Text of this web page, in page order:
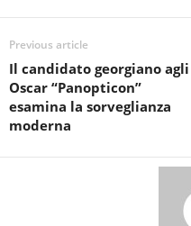
Previous article
Il candidato georgiano agli
Oscar “Panopticon”
esamina la sorveglianza
moderna